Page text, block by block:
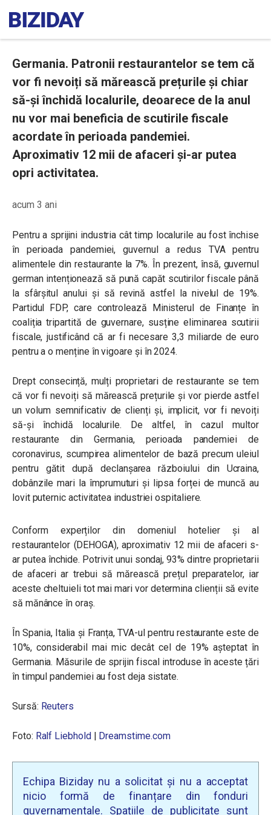
Germania. Patronii restaurantelor se tem că
vor fi nevoiți să mărească prețurile și chiar
să-și închidă localurile, deoarece de la anul
nu vor mai beneficia de scutirile fiscale
acordate în perioada pandemiei.
Aproximativ 12 mii de afaceri și-ar putea
opri activitatea.
acum 3 ani
Pentru a sprijini industria cât timp localurile au fost închise
în perioada pandemiei, guvernul a redus TVA pentru
alimentele din restaurante la 7%. În prezent, însă, guvernul
german intenționează să pună capăt scutirilor fiscale până
la sfârșitul anului și să revină astfel la nivelul de 19%.
Partidul FDP, care controlează Ministerul de Finanțe în
coaliția tripartită de guvernare, susține eliminarea scutirii
fiscale, justificând că ar fi necesare 3,3 miliarde de euro
pentru a o menține în vigoare și în 2024.
Drept consecință, mulți proprietari de restaurante se tem
că vor fi nevoiți să mărească prețurile și vor pierde astfel
un volum semnificativ de clienți și, implicit, vor fi nevoiți
să-și închidă localurile. De altfel, în cazul multor
restaurante din Germania, perioada pandemiei de
coronavirus, scumpirea alimentelor de bază precum uleiul
pentru gătit după declanșarea războiului din Ucraina,
dobânzile mari la împrumuturi și lipsa forței de muncă au
lovit puternic activitatea industriei ospitaliere.
Conform experților din domeniul hotelier și al
restaurantelor (DEHOGA), aproximativ 12 mii de afaceri s-
ar putea închide. Potrivit unui sondaj, 93% dintre proprietarii
de afaceri ar trebui să mărească prețul preparatelor, iar
aceste cheltuieli tot mai mari vor determina clienții să evite
să mănânce în oraș.
În Spania, Italia și Franța, TVA-ul pentru restaurante este de
10%, considerabil mai mic decât cel de 19% așteptat în
Germania. Măsurile de sprijin fiscal introduse în aceste țări
în timpul pandemiei au fost deja sistate.
Sursă: Reuters
Foto: Ralf Liebhold| Dreamstime.com
Echipa Biziday nu a solicitat și nu a acceptat
nicio formă de finanțare din fonduri
guvernamentale. Spațiile de publicitate sunt